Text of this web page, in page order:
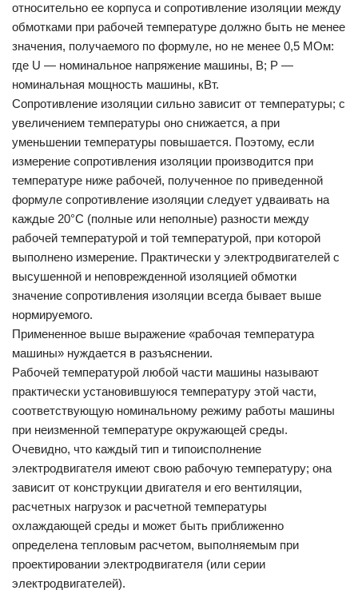
относительно ее корпуса и сопротивление изоляции между
обмотками при рабочей температуре должно быть не менее
значения, получаемого по формуле, но не менее 0,5 МОм:
где U — номинальное напряжение машины, В; Р —
номинальная мощность машины, кВт.
Сопротивление изоляции сильно зависит от температуры; с
увеличением температуры оно снижается, а при
уменьшении температуры повышается. Поэтому, если
измерение сопротивления изоляции производится при
температуре ниже рабочей, полученное по приведенной
формуле сопротивление изоляции следует удваивать на
каждые 20°С (полные или неполные) разности между
рабочей температурой и той температурой, при которой
выполнено измерение. Практически у электродвигателей с
высушенной и неповрежденной изоляцией обмотки
значение сопротивления изоляции всегда бывает выше
нормируемого.
Примененное выше выражение «рабочая температура
машины» нуждается в разъяснении.
Рабочей температурой любой части машины называют
практически установившуюся температуру этой части,
соответствующую номинальному режиму работы машины
при неизменной температуре окружающей среды.
Очевидно, что каждый тип и типоисполнение
электродвигателя имеют свою рабочую температуру; она
зависит от конструкции двигателя и его вентиляции,
расчетных нагрузок и расчетной температуры
охлаждающей среды и может быть приближенно
определена тепловым расчетом, выполняемым при
проектировании электродвигателя (или серии
электродвигателей).